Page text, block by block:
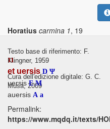
Horatius carmina 1, 19
Testo base di riferimento: F.
Klingner, 1959
Cura dell'edizione digitale: G. C.
Musa, 2009
Permalink:
https://www.mqdq.it/texts/
11
et uersis D Ψ
uersisE M
auersis A a